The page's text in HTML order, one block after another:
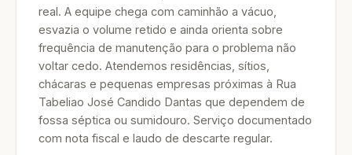
real. A equipe chega com caminhão a vácuo,
esvazia o volume retido e ainda orienta sobre
frequência de manutenção para o problema não
voltar cedo. Atendemos residências, sítios,
chácaras e pequenas empresas próximas à Rua
Tabeliao José Candido Dantas que dependem de
fossa séptica ou sumidouro. Serviço documentado
com nota fiscal e laudo de descarte regular.